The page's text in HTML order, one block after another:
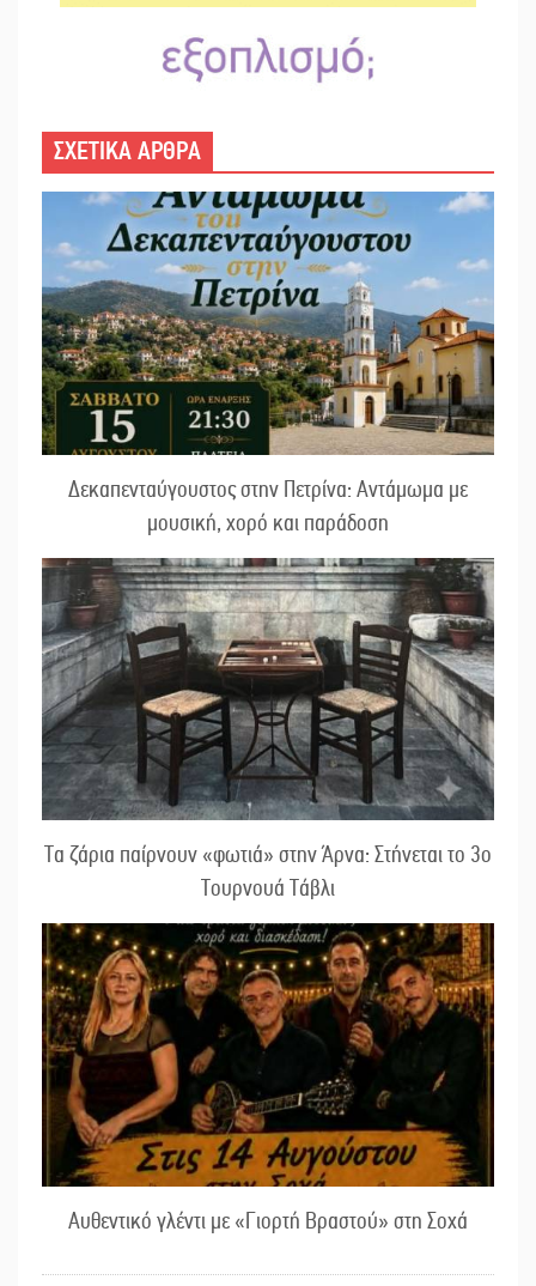
ΣΧΕΤΙΚΑ ΑΡΘΡΑ
Δεκαπενταύγουστος στην Πετρίνα: Αντάμωμα με
μουσική, χορό και παράδοση
Τα ζάρια παίρνουν «φωτιά» στην Άρνα: Στήνεται το 3ο
Τουρνουά Τάβλι
Αυθεντικό γλέντι με «Γιορτή Βραστού» στη Σοχά